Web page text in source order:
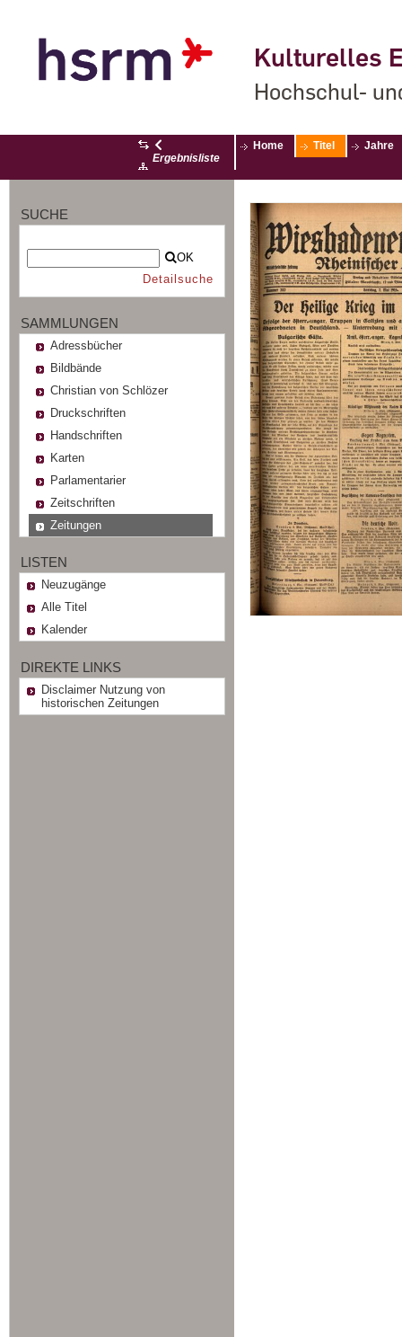
Kulturelles
Hochschul-
Ergebnisliste
Home Titel Jahre
SUCHE
OK
Detailsuche
SAMMLUNGEN
Adressbücher
Bildbände
Christian von Schlözer
Druckschriften
Handschriften
Karten
Parlamentarier
Zeitschriften
Zeitungen
LISTEN
Neuzugänge
Alle Titel
Kalender
DIREKTE LINKS
Disclaimer Nutzung von
historischen Zeitungen